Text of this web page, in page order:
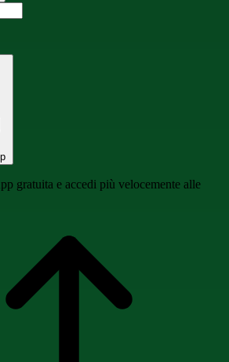
gratuita e accedi più velocemente alle